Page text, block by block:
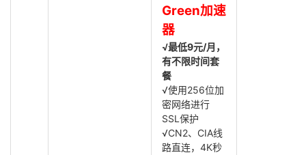
Green加速
器
√最低9元/月，
有不限时间套
餐
√使用256位加
密网络进行
SSL保护
√CN2、CIA线
路直连，4K秒